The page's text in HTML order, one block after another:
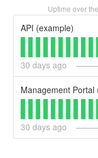
Uptime over
API (example)
30 days ago
30 days ago